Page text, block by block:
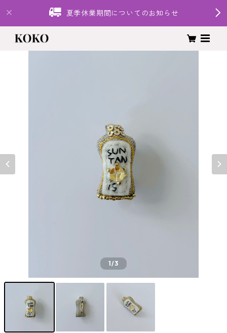
夏季休業期間についてのお知らせ
1/3